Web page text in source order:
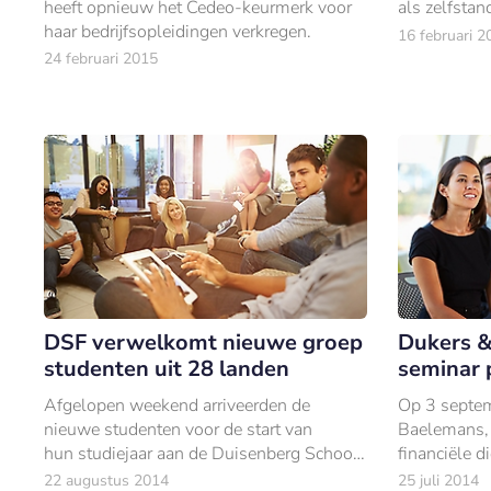
heeft opnieuw het Cedeo-keurmerk voor
haar bedrijfsopleidingen verkregen.
24 februari 2015
als
16 februari
DSF verwelkomt nieuwe groep
studenten uit 28 landen
Afgelopen weekend arriveerden de
nieuwe studenten voor de start van
hun studiejaar aan de Duisenberg School
of Finance (DSF).
22 augustus 2014
Dukers
seminar
Op 3
financiële
25 juli 2014